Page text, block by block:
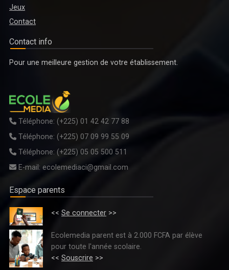
ENSEIGNEMENT TECHNIQUE, FORMATION PROFESSIONNELLE ET
FORMATION PROFESSIONNELLE/COMITÉ PARITAIRE DE PILOTAGE DU
PARTENARIAT ÉTAT-SECTEUR PRIVÉ : LE CADRE NATIONAL DE
CERTIFICATION, LES CQP ET LE DISPOSITIF D'INSERTION TRACEUR
PRÉSENTÉS
Jeux
Contact
Contact info
Pour une meilleure gestion de votre établissement.
Téléphone: (+225) 01 42 42 77 88
Téléphone: (+225) 07 09 99 55 09
Téléphone: (+225) 05 05 500 511
E-mail: ecolemediaci@gmail.com
Espace parents
<< Se connecter >>
Ecolemedia parent est à 2.000 FCFA par élève
pour toute l'année scolaire.
<< Souscrire >>